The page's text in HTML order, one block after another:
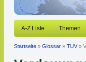
A-Z Liste Themen
Startseite » Glossar » TUV»